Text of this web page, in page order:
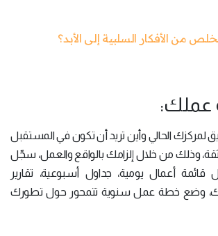
من الأفكار السلبية إلى الأبد؟
لمركزك الحالي وأين تريد أن تكون في المستقبل
وذلك من خلال إلزامك بالواقع والعمل، سجّل
أعمال يومية، جداول أسبوعية، تقارير
وضع خطة عمل سنوية تتمحور حول تطورك